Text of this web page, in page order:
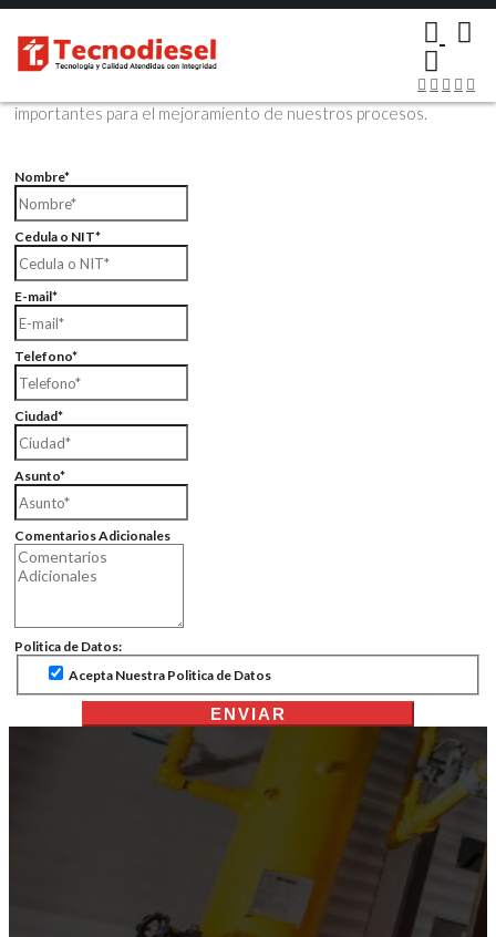
Contáctenos Vía Email
Envíenos sus datos con sus comentarios, sus opiniones son muy
importantes para el mejoramiento de nuestros procesos.
Nombre*
Cedula o NIT*
E-mail*
Telefono*
Ciudad*
Asunto*
Comentarios Adicionales
Politica de Datos:
Acepta Nuestra Politica de Datos
ENVIAR